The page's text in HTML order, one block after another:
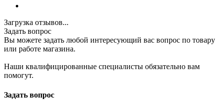
Загрузка отзывов...
Задать вопрос
Вы можете задать любой интересующий вас вопрос по товару
или работе магазина.
Наши квалифицированные специалисты обязательно вам
помогут.
Задать вопрос